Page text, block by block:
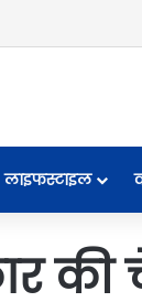
लाइफस्टाइल
की